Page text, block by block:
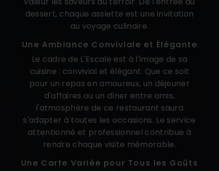
dessert, chaque assiette est une invitation
au voyage culinaire.
Une Ambiance Conviviale et Élégante
Le cadre de L'Escale est à l'image de sa
cuisine : convivial et élégant. Que ce soit
pour un repas en amoureux, un déjeuner
d'affaires ou un dîner entre amis,
l'atmosphère de ce restaurant saura
s'adapter à toutes les occasions. Le service
attentionné et professionnel contribue à
rendre chaque visite mémorable.
Une Carte Variée pour Tous les Goûts